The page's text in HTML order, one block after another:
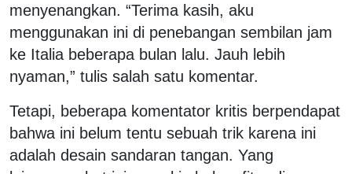
menyenangkan. “Terima kasih, aku
menggunakan ini di penebangan sembilan jam
ke Italia beberapa bulan lalu. Jauh lebih
nyaman,” tulis salah satu komentar.
Tetapi, beberapa komentator kritis berpendapat
bahwa ini belum tentu sebuah trik karena ini
adalah desain sandaran tangan. Yang